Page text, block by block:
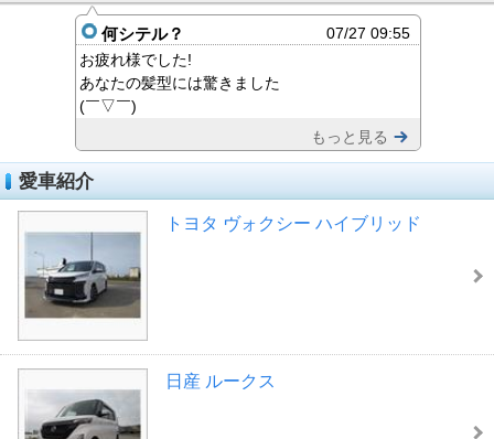
何シテル？
07/27 09:55
お疲れ様でした!
あなたの髪型には驚きました
(￣▽￣)
もっと見る
愛車紹介
トヨタ ヴォクシー ハイブリッド
日産 ルークス